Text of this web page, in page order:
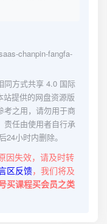
chanpin-fangfa-
同方式共享 4.0 国际
提供的网盘资源版
考之用，请勿用于商
责任由使用者自行承
小时内删除。
因失效，请及时转
区反馈，我们将及
买课程买会员之类